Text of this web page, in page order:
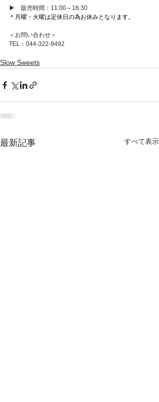
▶　販売時間：11:00～16:30
＊月曜・火曜は定休日の為お休みとなります。
＜お問い合わせ＞
TEL：044-322-9492
Slow Sweets
最新記事 すべて表示